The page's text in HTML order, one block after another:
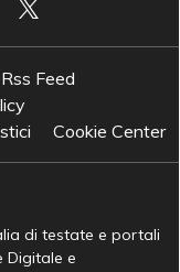
Rss Feed
Cookie Center
di testate e portali
Digitale e